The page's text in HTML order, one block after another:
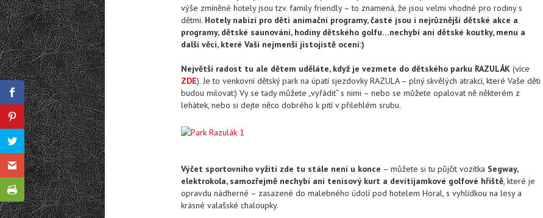
výše zmíněné hotely jsou tzv. family friendly – to znamená, že jsou velmi vhodné pro rodiny s
dětmi. Hotely nabízí pro děti animační programy, časté jsou i nejrůznější dětské akce a
programy, dětské saunování, hodiny dětského golfu…nechybí ani dětské koutky, menu a
další věci, které Vaši nejmenší jistojistě ocení:)
Největší radost tu ale dětem uděláte, když je vezmete do dětského parku RAZULÁK (více
ZDE). Je to venkovní dětský park na úpatí sjezdovky RAZULA – plný skvělých atrakcí, které Vaše děti
budou milovat:) Vy se tady můžete „vyřádit“ s nimi – nebo se můžete opalovat ně některém z
lehátek, nebo si dejte něco dobrého k pití v přilehlém srubu.
Výčet sportovního vyžití zde tu stále není u konce – můžete si tu půjčit vozítka Segway,
elektrokola, samozřejmě nechybí ani tenisový kurt a devítijamkové golfové hřiště, které je
opravdu nádherné – zasazené do malebného údolí pod hotelem Horal, s vyhlídkou na lesy a
krásné valašské chaloupky.